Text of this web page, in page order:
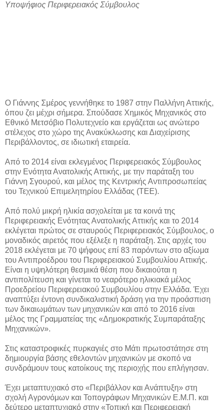
Υποψήφιος Περιφερειακός Σύμβουλος
O Γιάννης Σμέρος γεννήθηκε το 1987 στην Παλλήνη Αττικής,
όπου ζει μέχρι σήμερα. Σπούδασε Χημικός Μηχανικός στο
Εθνικό Μετσόβιο Πολυτεχνείο και εργάζεται ως ανώτερο
στέλεχος στο χώρο της Ανακύκλωσης και Διαχείρισης
Περιβάλλοντος, σε ιδιωτική εταιρεία.
Από το 2014 είναι εκλεγμένος Περιφερειακός Σύμβουλος
στην Ενότητα Ανατολικής Αττικής, με την παράταξη του
Γιάννη Σγουρού, και μέλος της Κεντρικής Αντιπροσωπείας
του Τεχνικού Επιμελητηρίου Ελλάδας (ΤΕΕ).
Από πολύ μικρή ηλικία ασχολείται με τα κοινά της
Περιφερειακής Ενότητας Ανατολικής Αττικής και το 2014
εκλέγεται πρώτος σε σταυρούς Περιφερειακός Σύμβουλος, ο
μοναδικός αιρετός που εξέλεξε η παράταξη. Στις αρχές του
2018 εκλέγεται με 70 ψήφους επί 83 παρόντων στο αξίωμα
του Αντιπροέδρου του Περιφερειακού Συμβουλίου Αττικής.
Είναι η υψηλότερη θεσμικά θέση που δικαιούται η
αντιπολίτευση και γίνεται το νεαρότερο ηλικιακά μέλος
Προεδρείου Περιφερειακού Συμβουλίου στην Ελλάδα. Έχει
αναπτύξει έντονη συνδικαλιστική δράση για την προάσπιση
των δικαιωμάτων των μηχανικών και από το 2016 είναι
μέλος της Γραμματείας της «Δημοκρατικής Συμπαράταξης
Μηχανικών».
Στις καταστροφικές πυρκαγιές στο Μάτι πρωτοστάτησε στη
δημιουργία βάσης εθελοντών μηχανικών με σκοπό να
συνδράμουν τους κατοίκους της περιοχής που επλήγησαν.
Έχει μεταπτυχιακό στο «Περιβάλλον και Ανάπτυξη» στη
σχολή Αγρονόμων και Τοπογράφων Μηχανικών Ε.Μ.Π. και
δεύτερο μεταπτυχιακό στην «Τοπική και Περιφερειακή